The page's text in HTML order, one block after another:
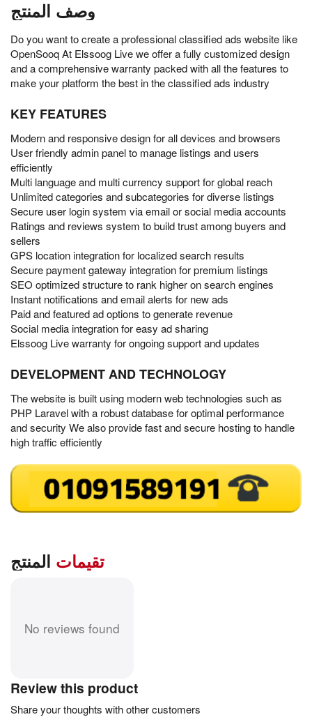
وصف المنتج
Do you want to create a professional classified ads website like
OpenSooq At Elssoog Live we offer a fully customized design
and a comprehensive warranty packed with all the features to
make your platform the best in the classified ads industry
KEY FEATURES
Modern and responsive design for all devices and browsers
User friendly admin panel to manage listings and users
efficiently
Multi language and multi currency support for global reach
Unlimited categories and subcategories for diverse listings
Secure user login system via email or social media accounts
Ratings and reviews system to build trust among buyers and
sellers
GPS location integration for localized search results
Secure payment gateway integration for premium listings
SEO optimized structure to rank higher on search engines
Instant notifications and email alerts for new ads
Paid and featured ad options to generate revenue
Social media integration for easy ad sharing
Elssoog Live warranty for ongoing support and updates
DEVELOPMENT AND TECHNOLOGY
The website is built using modern web technologies such as
PHP Laravel with a robust database for optimal performance
and security We also provide fast and secure hosting to handle
high traffic efficiently
تقيمات المنتج
No reviews found
Review this product
Share your thoughts with other customers